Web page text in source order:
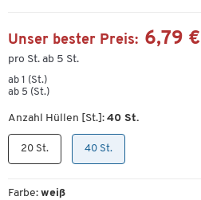
Unser bester Preis: 6,79 €
pro St. ab 5 St.
ab 1 (St.)
ab 5 (St.)
Anzahl Hüllen [St.]: 40 St.
20 St. 40 St.
Farbe: weiß